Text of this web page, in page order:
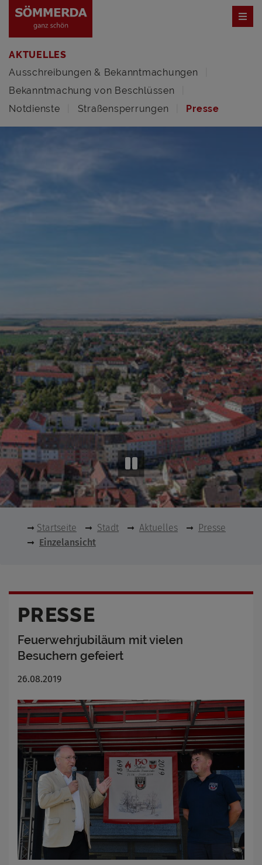
AKTUELLES
Ausschreibungen & Bekanntmachungen
Bekanntmachung von Beschlüssen
Notdienste
Straßensperrungen Presse
Startseite Stadt Aktuelles
Presse
Einzelansicht
PRESSE
Feuerwehrjubiläum mit vielen
Besuchern gefeiert
26.08.2019